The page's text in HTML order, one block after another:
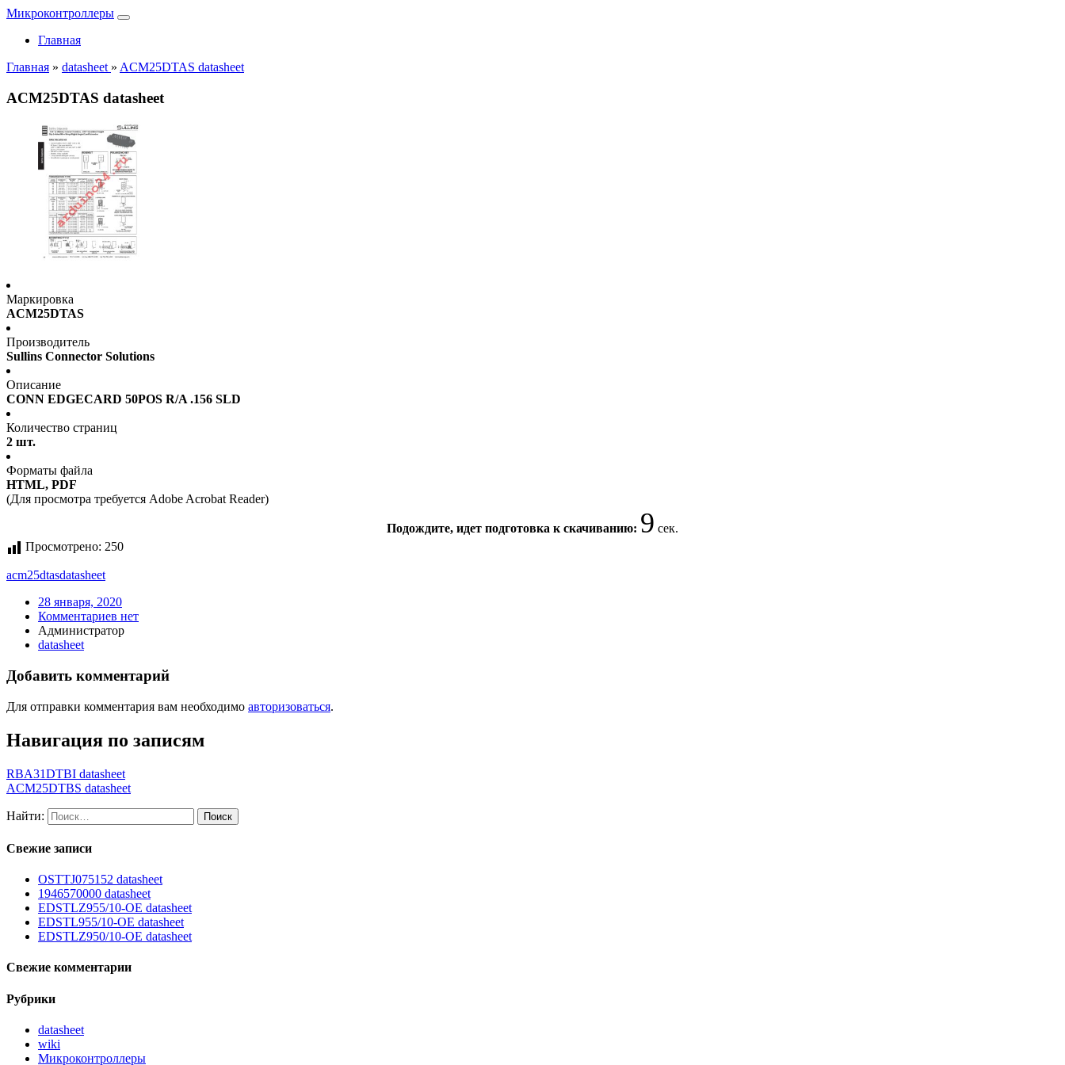
Микроконтроллеры
Главная
Главная » datasheet » ACM25DTAS datasheet
ACM25DTAS datasheet
Маркировка
ACM25DTAS
Производитель
Sullins Connector Solutions
Описание
CONN EDGECARD 50POS R/A .156 SLD
Количество страниц
2 шт.
Форматы файла
HTML, PDF
(Для просмотра требуется Adobe Acrobat Reader)
Подождите, идет подготовка к скачиванию: 9 сек.
Просмотрено: 250
acm25dtasdatasheet
28 января, 2020
Комментариев нет
Администратор
datasheet
Добавить комментарий
Для отправки комментария вам необходимо авторизоваться.
Навигация по записям
RBA31DTBI datasheet
ACM25DTBS datasheet
Найти:
Свежие записи
OSTTJ075152 datasheet
1946570000 datasheet
EDSTLZ955/10-OE datasheet
EDSTL955/10-OE datasheet
EDSTLZ950/10-OE datasheet
Свежие комментарии
Рубрики
datasheet
wiki
Микроконтроллеры